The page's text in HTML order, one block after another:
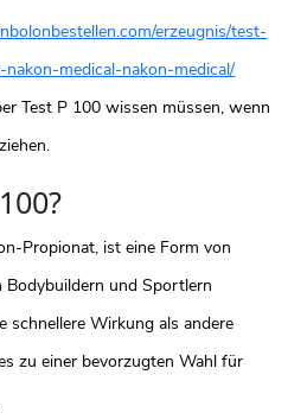
erzeugnis/test-
medical-nakon-medical/
Test P 100 wissen müssen, wenn
Propionat, ist eine Form von
Bodybuildern und Sportlern
schnellere Wirkung als andere
zu einer bevorzugten Wahl für